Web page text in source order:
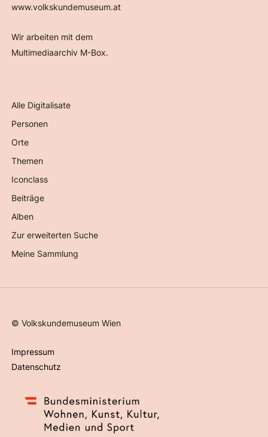
www.volkskundemuseum.at
Wir arbeiten mit dem
Multimediaarchiv M-Box.
Alle Digitalisate
Personen
Orte
Themen
Iconclass
Beiträge
Alben
Zur erweiterten Suche
Meine Sammlung
©Volkskundemuseum Wien
Impressum
Datenschutz